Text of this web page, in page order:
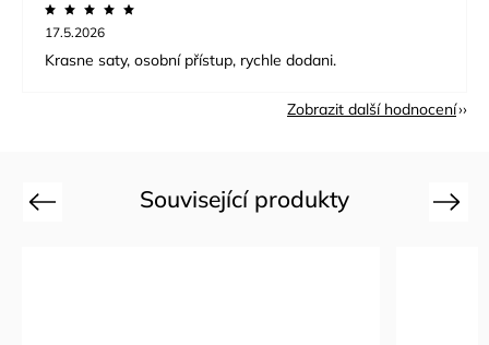
17.5.2026
Krasne saty, osobní přístup, rychle dodani.
Zobrazit další hodnocení
Související produkty
Previous Next